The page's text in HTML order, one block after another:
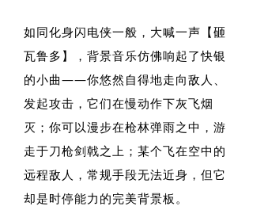
如同化身闪电侠一般，大喊一声【砸
瓦鲁多】，背景音乐仿佛响起了快银
的小曲——你悠然自得地走向敌人、
发起攻击，它们在慢动作下灰飞烟
灭；你可以漫步在枪林弹雨之中，游
走于刀枪剑戟之上；某个飞在空中的
远程敌人，常规手段无法近身，但它
却是时停能力的完美背景板。